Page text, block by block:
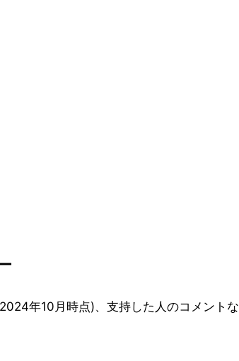
年10月時点)、支持した人のコメントな